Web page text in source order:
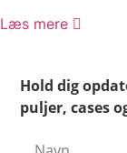
Læs mere
Hold dig
puljer, cases